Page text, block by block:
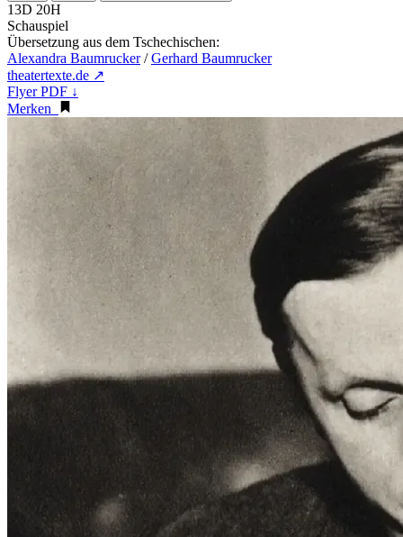
13D 20H
Schauspiel
Übersetzung aus dem Tschechischen:
Alexandra Baumrucker/Gerhard Baumrucker
theatertexte.de ↗
Flyer PDF ↓
Merken